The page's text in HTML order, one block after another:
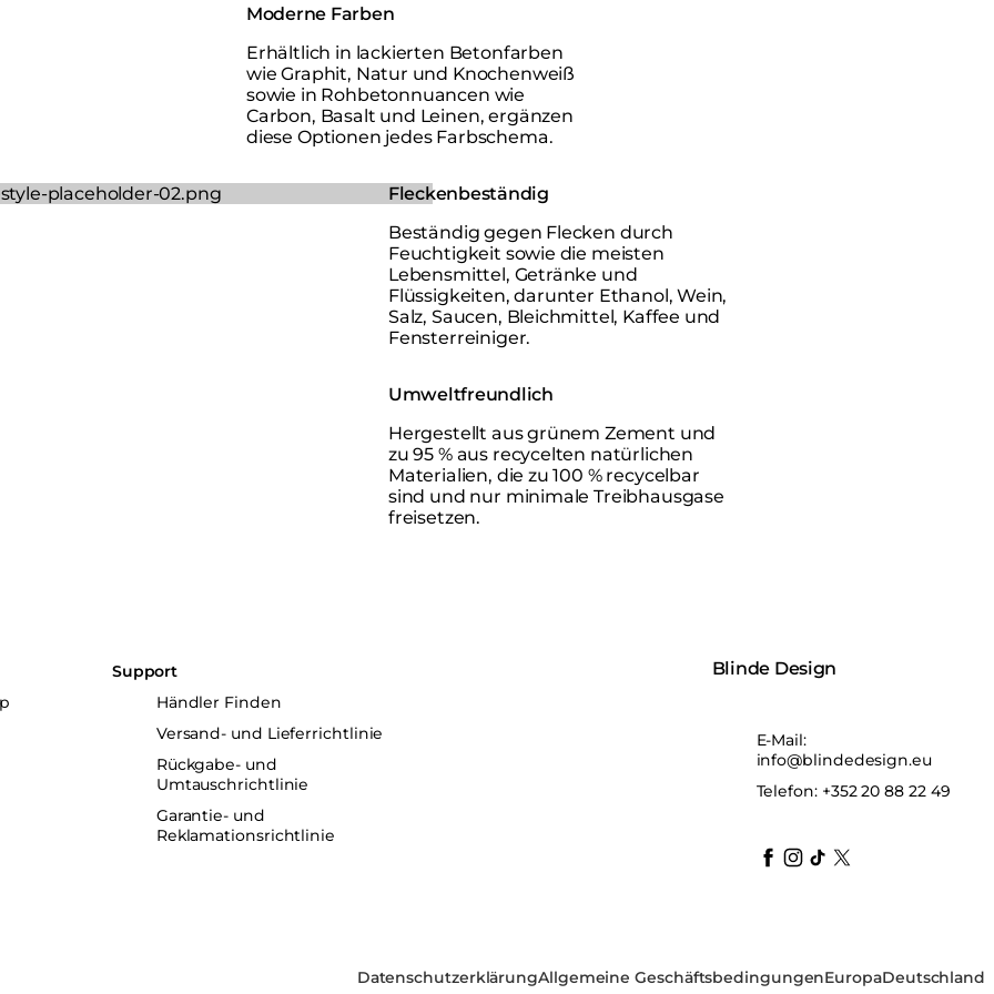
Moderne Farben
Erhältlich in lackierten Betonfarben
wie Graphit, Natur und Knochenweiß
sowie in Rohbetonnuancen wie
Carbon, Basalt und Leinen, ergänzen
diese Optionen jedes Farbschema.
Fleckenbeständig
Beständig gegen Flecken durch
Feuchtigkeit sowie die meisten
Lebensmittel, Getränke und
Flüssigkeiten, darunter Ethanol, Wein,
Salz, Saucen, Bleichmittel, Kaffee und
Fensterreiniger.
Umweltfreundlich
Hergestellt aus grünem Zement und
zu 95 % aus recycelten natürlichen
Materialien, die zu 100 % recycelbar
sind und nur minimale Treibhausgase
freisetzen.
Support
Händler Finden
Versand- und Lieferrichtlinie
Rückgabe- und
Umtauschrichtlinie
Garantie- und
Reklamationsrichtlinie
Blinde Design
E-Mail:
info@blindedesign.eu
Telefon: +352 20 88 22 49
blindedesign
blindedesign
blindedesign
blinde-design
blindedesign
DatenschutzerklärungAllgemeine GeschäftsbedingungenEuropaDeutschland